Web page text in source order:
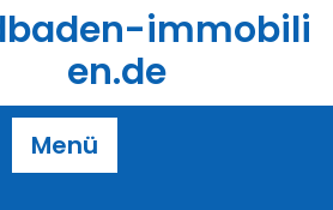
immobili
en.de
Menü